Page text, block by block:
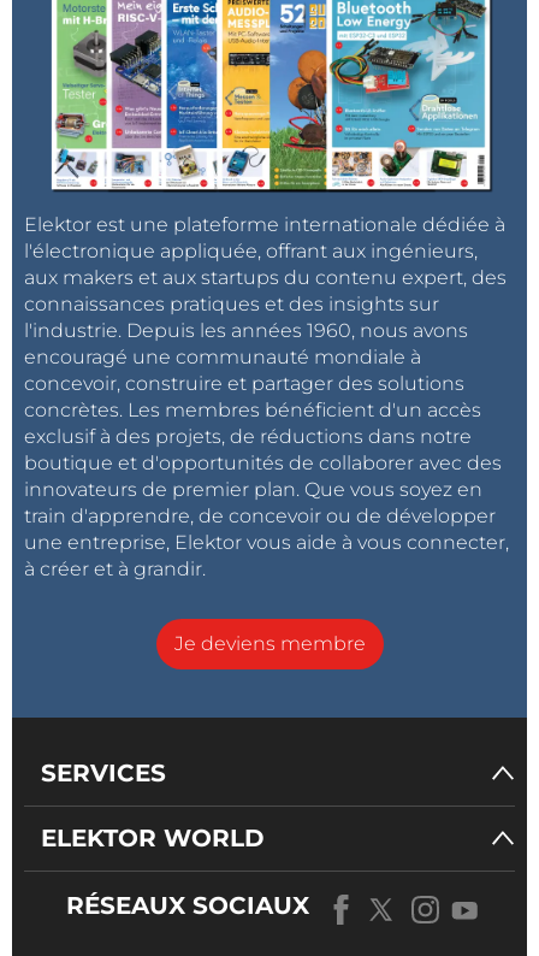
Elektor est une plateforme internationale dédiée à
l'électronique appliquée, offrant aux ingénieurs,
aux makers et aux startups du contenu expert, des
connaissances pratiques et des insights sur
l'industrie. Depuis les années 1960, nous avons
encouragé une communauté mondiale à
concevoir, construire et partager des solutions
concrètes. Les membres bénéficient d'un accès
exclusif à des projets, de réductions dans notre
boutique et d'opportunités de collaborer avec des
innovateurs de premier plan. Que vous soyez en
train d'apprendre, de concevoir ou de développer
une entreprise, Elektor vous aide à vous connecter,
à créer et à grandir.
Je deviens membre
SERVICES
ELEKTOR WORLD
RÉSEAUX SOCIAUX